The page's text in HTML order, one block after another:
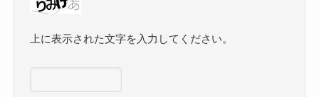
上に表示された文字を入力してください。